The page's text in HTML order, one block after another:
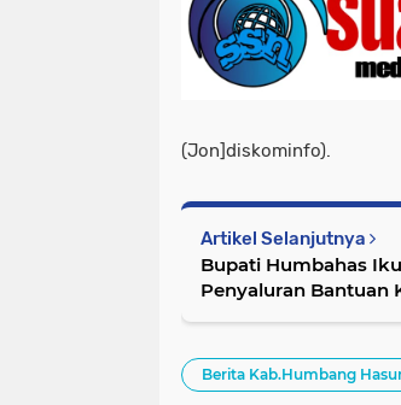
(Jon]diskominfo).
Artikel Selanjutnya
Bupati Humbahas
Berita Kab.Humbang